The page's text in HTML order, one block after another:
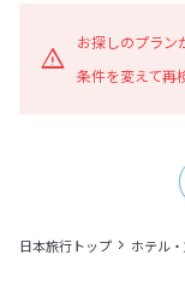
お探しのプラン
条件を変えて再
日本旅行トップ ホテル